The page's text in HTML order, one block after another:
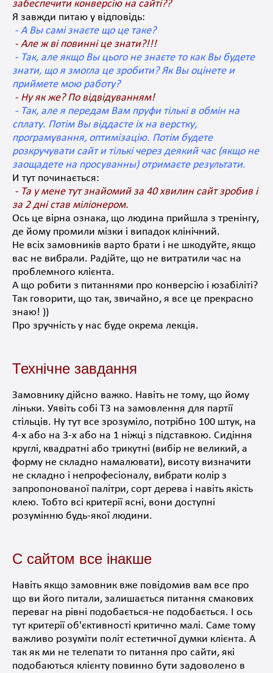
забеспечити конверсію на сайті??
Я завжди питаю у відповідь:
- А Вы самі знаєте що це таке?
- Але ж ві повинні це знати?!!!
- Так, але якщо Вы цього не знаєте то как Вы будете
знати, що я змогла це зробити? Як Вы оцінете и
приймете мою работу?
- Ну як же? По відвідуванням!
- Так, але я передам Вам пруфи тількі в обмін на
сплату. Потім Вы віддасте іх на верстку,
програмування, оптимізацію. Потім будете
розкручувати сайт и тількі через деякий час (якщо не
заощадете на просуванны) отримаєте результати.
И тут починається:
- Та у мене тут знайомий за 40 хвилин сайт зробив і
за 2 дні став міліонером.
Ось це вірна ознака, що людина прийшла з тренінгу,
де йому промили мізки і випадок клінічний.
Не всіх замовників варто брати і не шкодуйте, якщо
вас не вибрали. Радійте, що не витратили час на
проблемного клієнта.
А що робити з питаннями про конверсію і юзабіліті?
Так говорити, що так, звичайно, я все це прекрасно
знаю! ))
Про зручність у нас буде окрема лекція.
Технічне завдання
Замовнику дійсно важко. Навіть не тому, що йому
ліньки. Уявіть собі ТЗ на замовлення для партії
стільців. Ну тут все зрозуміло, потрібно 100 штук, на
4-х або на 3-х або на 1 ніжці з підставкою. Сидіння
круглі, квадратні або трикутні (вибір не великий, а
форму не складно намалювати), висоту визначити
не складно і непрофесіоналу, вибрати колір з
запропонованої палітри, сорт дерева і навіть якість
клею. Тобто всі критерії ясні, вони доступні
розумінню будь-якої людини.
С сайтом все інакше
Навіть якщо замовник вже повідомив вам все про
що ви його питали, залишається питання смакових
переваг на рівні подобається-не подобається. І ось
тут критерії об'єктивності критично малі. Саме тому
важливо розуміти політ естетичної думки клієнта. А
так як ми не телепати то питання про сайти, які
подобаються клієнту повинно бути задоволено в